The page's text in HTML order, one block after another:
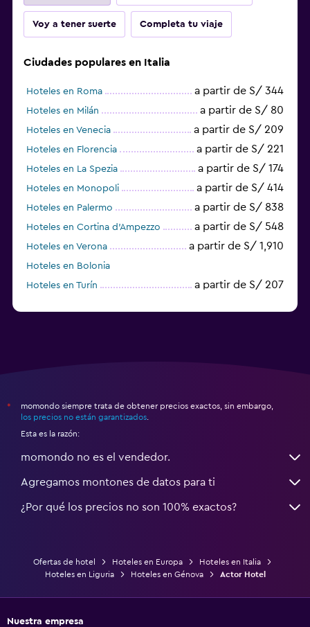
Voy a tener suerte Completa tu viaje
Ciudades populares en Italia
Hoteles en Roma a partir de S/ 344
Hoteles en Milán a partir de S/ 80
Hoteles en Venecia a partir de S/ 209
Hoteles en Florencia a partir de S/ 221
Hoteles en La Spezia a partir de S/ 174
Hoteles en Monopoli a partir de S/ 414
Hoteles en Palermo a partir de S/ 838
Hoteles en Cortina d'Ampezzo a partir de S/ 548
Hoteles en Verona a partir de S/ 1,910
Hoteles en Bolonia
Hoteles en Turín
a partir de S/ 207
*
momondo siempre trata de obtener precios exactos, sin embargo,
los precios no están garantizados
Esta es la razón:
momondo no es el vendedor.
Agregamos montones de datos para ti
¿Por qué los precios no son 100% exactos?
Ofertas de hotel Hoteles en Europa
Hoteles en Italia
Hoteles en Liguria
Hoteles en Génova Actor Hotel
Nuestra empresa